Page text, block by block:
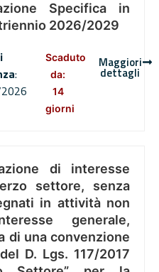
Specifica in
2026/2029
:
Scaduto
da:
14
giorni
Maggiori
dettagli
di interesse
settore, senza
in attività non
generale,
di una convenzione
D. Lgs. 117/2017